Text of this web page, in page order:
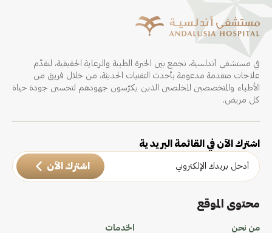
في مستشفى أندلسية، نجمع بين الخبرة الطبية والرعاية الحقيقية، لنقدّم
علاجات متقدمة مدعومة بأحدث التقنيات الحديثة، من خلال فريق من
الأطباء والمتخصصين المخلصين الذين يكرّسون جهودهم لتحسين جودة حياة
كل مريض.
اشترك الآن في القائمة البريدية
اشترك الآن
محتوى الموقع
من نحن
الخدمات